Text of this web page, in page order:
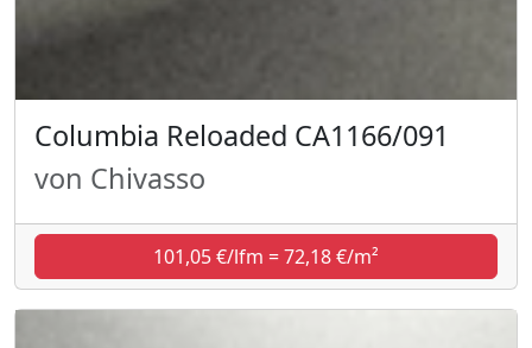
Columbia Reloaded CA1166/091
von Chivasso
101,05 €/lfm = 72,18 €/m²